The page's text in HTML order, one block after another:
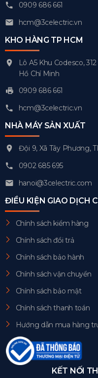
0909 686 661
hcm@3celectric.vn
KHO HÀNG TP HCM
Lô A5 Khu Codesco,
Hồ Chí Minh
0909 686 661
hcm@3celectric.vn
NHÀ MÁY SẢN XUẤT
Đội 9, Xã Tây Phương,
0902 685 695
hanoi@3celectric.com
ĐIỀU KIỆN GIAO DỊCH
Chính sách kiểm hàng
Chính sách đổi trả
Chính sách bảo hành
Chính sách vận chuyển
Chính sách bảo mật
Chính sách thanh toán
Hướng dẫn mua hàng
KẾT NỐI